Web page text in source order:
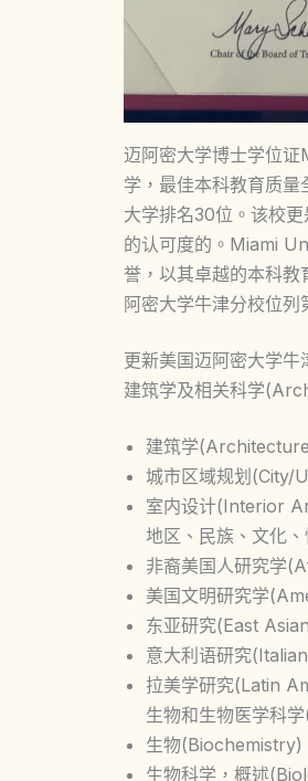
迈阿密大学博士学位
学，最佳本科教育质
大学排名30位。该校
的认可度的。Miami
誉，以其卓越的本科
阿密大学牛津分校位列
更新美国迈阿密大学
建筑学及相关科学
建筑学
城市区域规划(City/
室内设计(Interior
地区、民族、文化
非裔美国人研究学
美国文明研究学
东亚研究(East
意大利语研究
拉美学研究(Latin
生物和生物医学科
生物(Biochemistry)
生物科学，概述